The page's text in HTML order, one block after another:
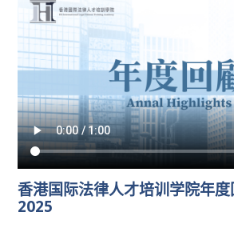
香港国际法律人才培训学院年
2025